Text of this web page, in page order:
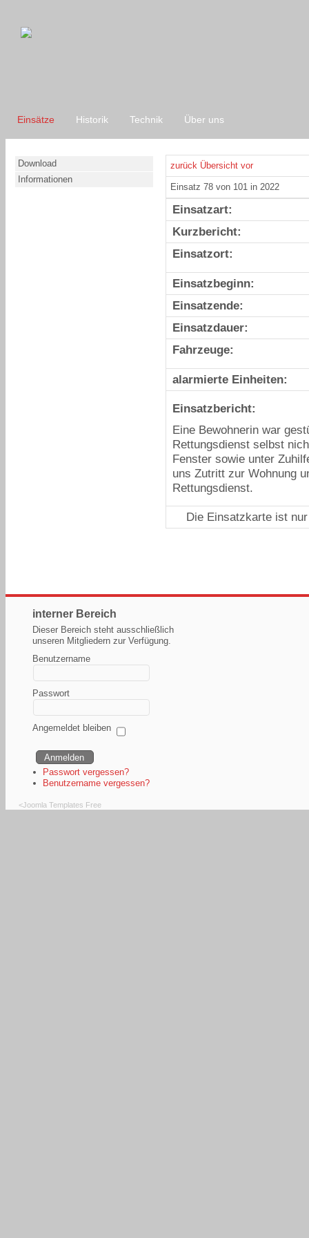
Einsätze Historik Technik Über uns
Download
Informationen
zurück Übersicht vor
Einsatz 78 von 101 in 2022
Einsatzart:
Kurzbericht:
Einsatzort:
Einsatzbeginn:
Einsatzende:
Einsatzdauer:
Fahrzeuge:
alarmierte Einheiten:
Einsatzbericht:
Eine Bewohnerin war
Rettungsdienst selbst
Fenster sowie unter
uns Zutritt zur Wohnung
Rettungsdienst.
Die Einsatzkarte ist
interner Bereich
Dieser Bereich steht ausschließlich
unseren Mitgliedern zur Verfügung.
Benutzername
Passwort
Angemeldet bleiben
Passwort vergessen?
Benutzername vergessen?
<Joomla Templates Free